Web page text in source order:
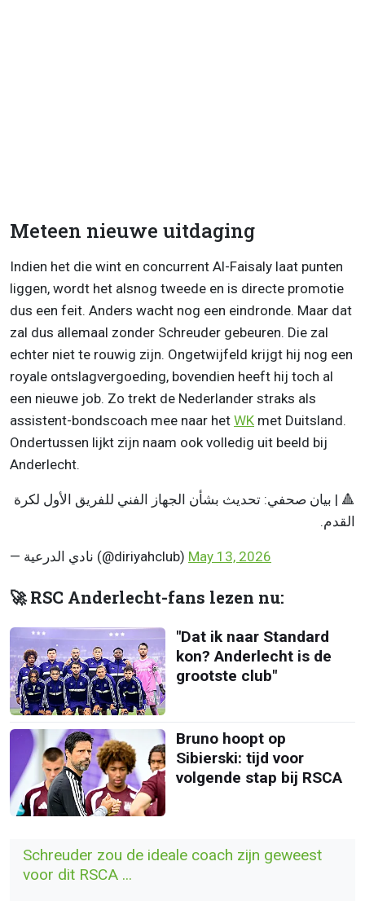
Meteen nieuwe uitdaging
Indien het die wint en concurrent Al-Faisaly laat punten
liggen, wordt het alsnog tweede en is directe promotie
dus een feit. Anders wacht nog een eindronde. Maar dat
zal dus allemaal zonder Schreuder gebeuren. Die zal
echter niet te rouwig zijn. Ongetwijfeld krijgt hij nog een
royale ontslagvergoeding, bovendien heeft hij toch al
een nieuwe job. Zo trekt de Nederlander straks als
assistent-bondscoach mee naar het WK met Duitsland.
Ondertussen lijkt zijn naam ook volledig uit beeld bij
Anderlecht.
🔺 | بيان صحفي: تحديث بشأن الجهاز الفني للفريق الأول لكرة
القدم.
— نادي الدرعية (@diriyahclub) May 13, 2026
🚀 RSC Anderlecht-fans lezen nu:
"Dat ik naar Standard
kon? Anderlecht is de
grootste club"
Bruno hoopt op
Sibierski: tijd voor
volgende stap bij RSCA
Schreuder zou de ideale coach zijn geweest
voor dit RSCA ...